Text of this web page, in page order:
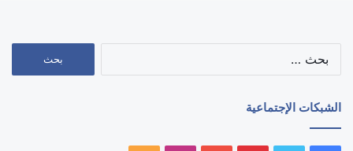
الشبكات الإجتماعية